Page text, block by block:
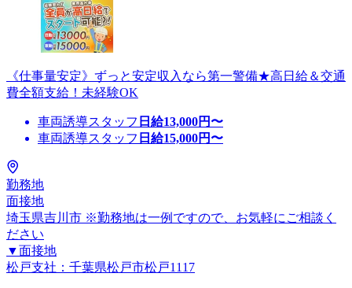
《仕事量安定》ずっと安定収入なら第一警備★高日給＆交通
費全額支給！未経験OK
車両誘導スタッフ 日給13,000円〜
車両誘導スタッフ 日給15,000円〜
勤務地
面接地
埼玉県吉川市 ※勤務地は一例ですので、お気軽にご相談く
ださい
▼面接地
松戸支社：千葉県松戸市松戸1117